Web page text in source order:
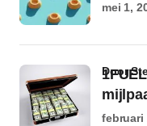
mei 1,
door
februari